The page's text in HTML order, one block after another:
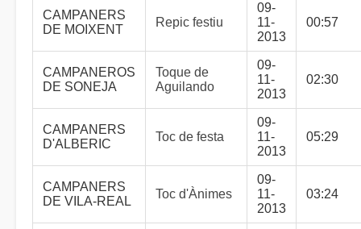
CAMPANERS
DE MOIXENT
Repic festiu
09-
11-
2013
00:57
CAMPANEROS
DE SONEJA
Toque de
Aguilando
09-
11-
2013
02:30
CAMPANERS
D'ALBERIC
Toc de festa
09-
11-
2013
05:29
CAMPANERS
DE VILA-REAL
Toc d'Ànimes
09-
11-
2013
03:24